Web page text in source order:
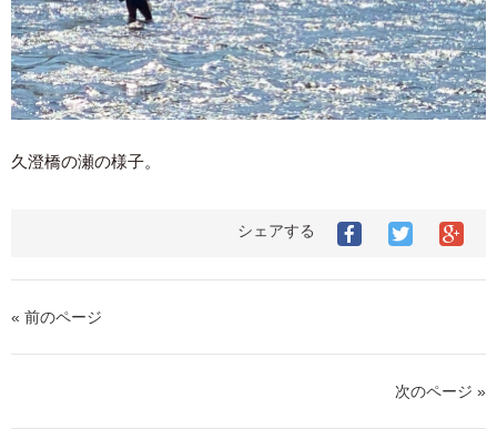
久澄橋の瀬の様子。
シェアする
« 前のページ
次のページ »